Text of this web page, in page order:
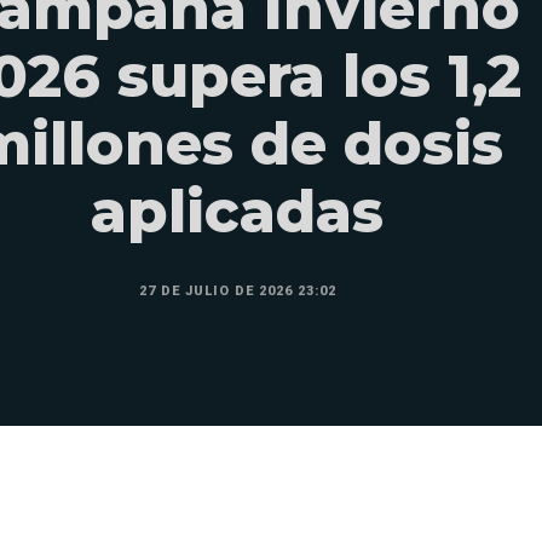
supera los 1,2
de dosis
aplicadas
27 DE JULIO DE 2026 23:02